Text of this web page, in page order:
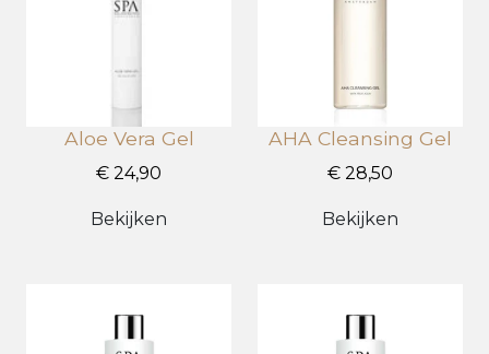
Aloe Vera Gel
€ 24,90
Bekijken
AHA Cleansing Gel
€ 28,50
Bekijken